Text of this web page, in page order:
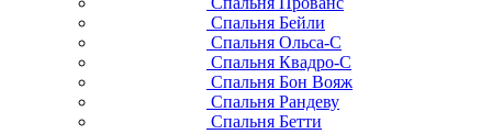
Спальня Бейли
Спальня Ольса-С
Спальня Квадро-С
Спальня Бон Вояж
Спальня Рандеву
Спальня Бетти